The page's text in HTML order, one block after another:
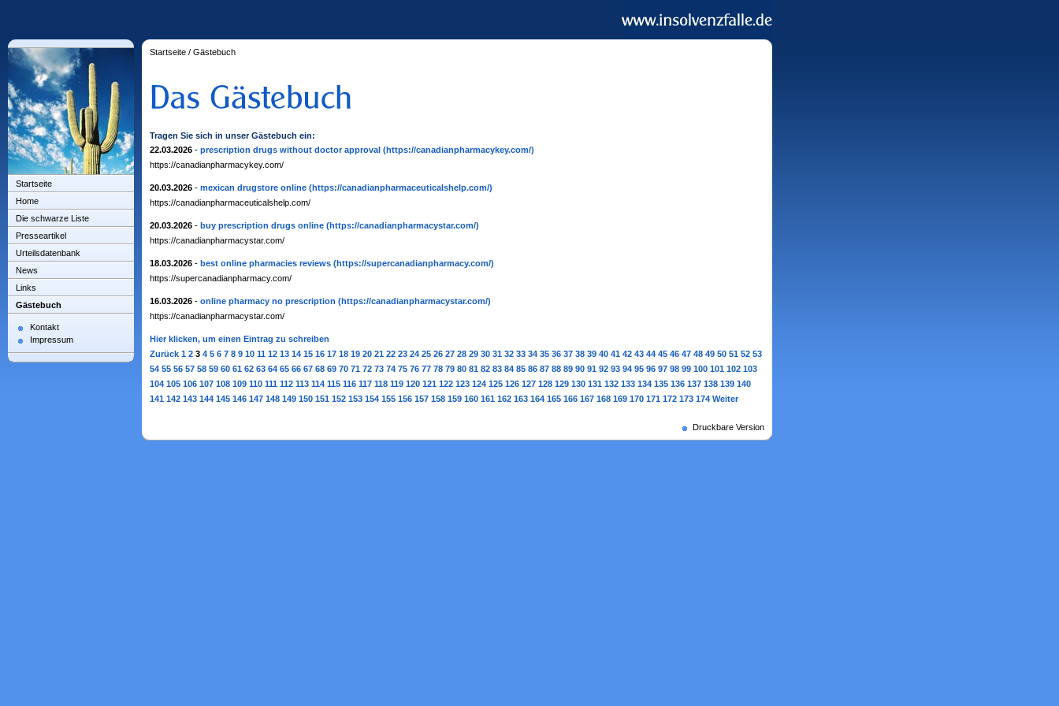
Startseite
Home
Die schwarze Liste
Presseartikel
Urteilsdatenbank
News
Links
Gästebuch
Kontakt
Impressum
Startseite / Gästebuch
Tragen Sie sich in unser Gästebuch ein:
22.03.2026 - prescription drugs without doctor approval (https://canadianpharmacykey.com/)
https://canadianpharmacykey.com/
20.03.2026 - mexican drugstore online (https://canadianpharmaceuticalshelp.com/)
https://canadianpharmaceuticalshelp.com/
20.03.2026 - buy prescription drugs online (https://canadianpharmacystar.com/)
https://canadianpharmacystar.com/
18.03.2026 - best online pharmacies reviews (https://supercanadianpharmacy.com/)
https://supercanadianpharmacy.com/
16.03.2026 - online pharmacy no prescription (https://canadianpharmacystar.com/)
https://canadianpharmacystar.com/
Hier klicken, um einen Eintrag zu schreiben
Zurück 1 2 3 4 5 6 7 8 9 10 11 12 13 14 15 16 17 18 19 20 21 22 23 24 25 26 27 28 29 30 31 32 33 34 35 36 37 38 39 40 41 42 43 44 45 46 47 48 49 50 51 52 53
54 55 56 57 58 59 60 61 62 63 64 65 66 67 68 69 70 71 72 73 74 75 76 77 78 79 80 81 82 83 84 85 86 87 88 89 90 91 92 93 94 95 96 97 98 99 100 101 102 103
104 105 106 107 108 109 110 111 112 113 114 115 116 117 118 119 120 121 122 123 124 125 126 127 128 129 130 131 132 133 134 135 136 137 138 139 140
141 142 143 144 145 146 147 148 149 150 151 152 153 154 155 156 157 158 159 160 161 162 163 164 165 166 167 168 169 170 171 172 173 174 Weiter
Druckbare Version